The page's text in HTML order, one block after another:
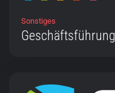
Sonstiges
Geschäftsführung